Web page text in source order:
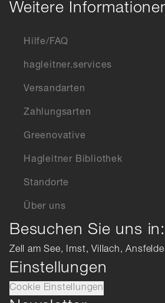
Weitere
Hilfe/FAQ
hagleitner.services
Versandarten
Zahlungsarten
Greenovative
Hagleitner Bibliothek
Standorte
Über uns
Besuchen Sie uns in:
Zell am See, Imst, Villach,
Einstellungen
Cookie Einstellungen